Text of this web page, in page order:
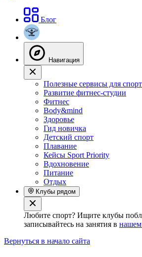
Блог
Навигация
Полезные сервисы для
Развитие фитнес-студии
Фитнес
Body&mind
Здоровье
Гид новичка
Детский спорт
Плавание
Кейсы Sport Priority
Вдохновение
Питание
Отдых
Клубы рядом
Любите спорт? Ищите клубы
записывайтесь на занятия в
Вернуться в начало сайта